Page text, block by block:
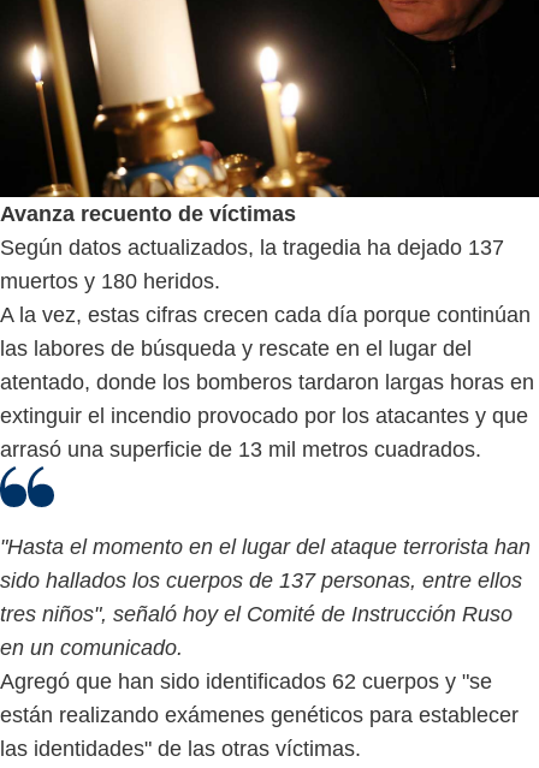
Avanza recuento de víctimas
Según datos actualizados, la tragedia ha dejado 137
muertos y 180 heridos.
A la vez, estas cifras crecen cada día porque continúan
las labores de búsqueda y rescate en el lugar del
atentado, donde los bomberos tardaron largas horas en
extinguir el incendio provocado por los atacantes y que
arrasó una superficie de 13 mil metros cuadrados.
"Hasta el momento en el lugar del ataque terrorista han
sido hallados los cuerpos de 137 personas, entre ellos
tres niños", señaló hoy el Comité de Instrucción Ruso
en un comunicado.
Agregó que han sido identificados 62 cuerpos y "se
están realizando exámenes genéticos para establecer
las identidades" de las otras víctimas.